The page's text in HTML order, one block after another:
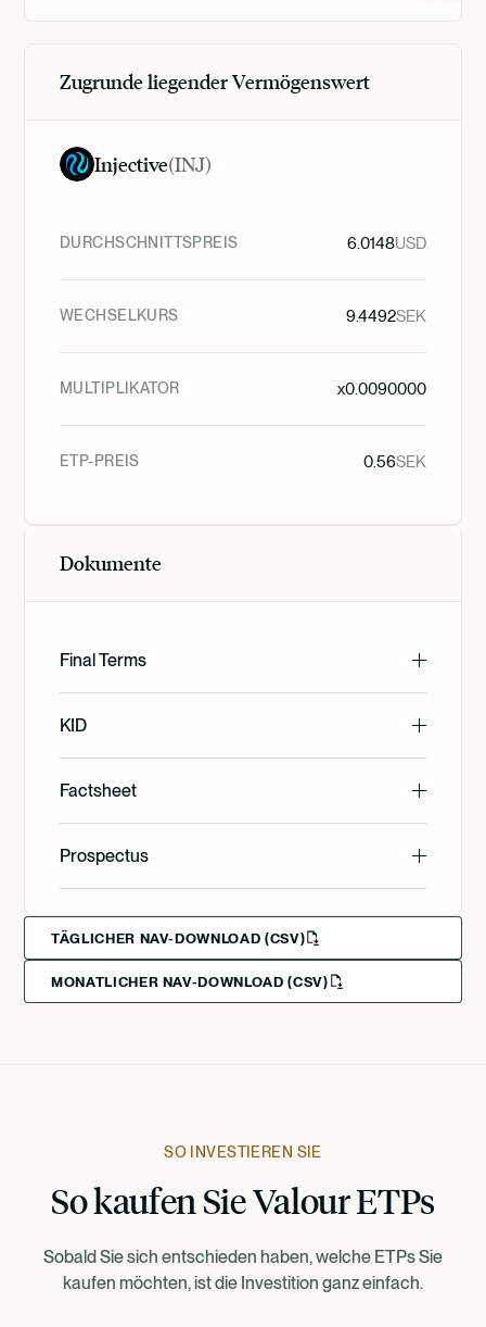
Zugrunde liegender Vermögenswert
Injective(INJ)
DURCHSCHNITTSPREIS 6.0148USD
WECHSELKURS 9.4492SEK
MULTIPLIKATOR x0.0090000
ETP-PREIS 0.56SEK
Dokumente
Final Terms
English
Svenska
KID
English
Svenska
Dansk
Nederlands
Factsheet
English
Svenska
Prospectus
English
TÄGLICHER NAV-DOWNLOAD (CSV)
MONATLICHER NAV-DOWNLOAD (CSV)
SO INVESTIEREN SIE
So kaufen Sie Valour ETPs
Sobald Sie sich entschieden haben, welche ETPs Sie
kaufen möchten, ist die Investition ganz einfach.